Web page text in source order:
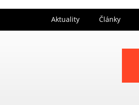
Aktuality Články